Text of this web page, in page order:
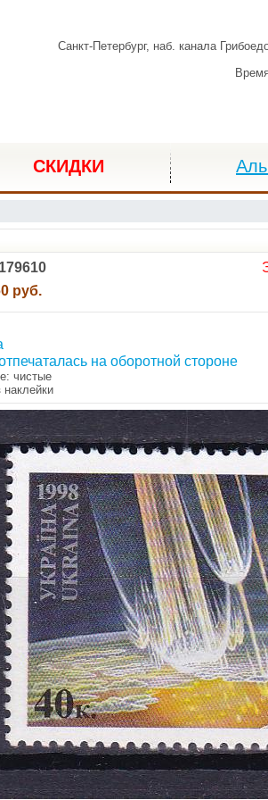
Санкт-Петербург, наб. канала
СКИДКИ
руб.
на оборотной стороне
чистые
наклейки